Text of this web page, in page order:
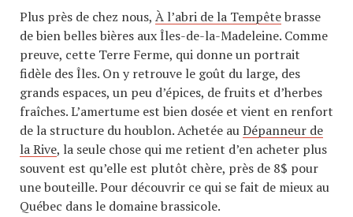
Plus près de chez nous, À l’abri de la Tempêtebrasse
de bien belles bières aux Îles-de-la-Madeleine. Comme
preuve, cette Terre Ferme, qui donne un portrait
fidèle des Îles. On y retrouve le goût du large, des
grands espaces, un peu d’épices, de fruits et d’herbes
fraîches. L’amertume est bien dosée et vient en renfort
de la structure du houblon. Achetée auDépanneur de
la Rive, la seule chose qui me retient d’en acheter plus
souvent est qu’elle est plutôt chère, près de 8$ pour
une bouteille. Pour découvrir ce qui se fait de mieux au
Québec dans le domaine brassicole.